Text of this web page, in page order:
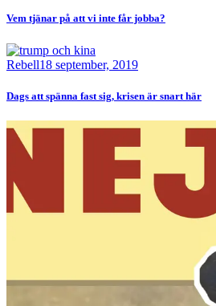
Vem tjänar på att vi inte får jobba?
Bild
Rebell18 september, 2019
Dags att spänna fast sig, krisen är snart här
Bild